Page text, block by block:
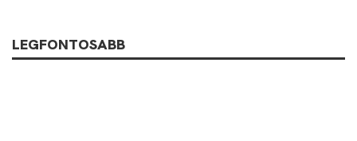
LEGFONTOSABB